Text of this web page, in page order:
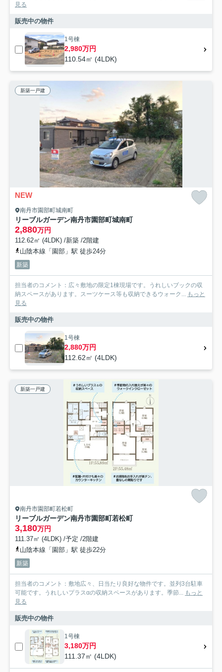
見る
販売中の物件
1号棟
2,980万円
110.54㎡ (4LDK)
新築一戸建
NEW
南丹市園部町城南町
リーブルガーデン南丹市園部町城南町
2,880万円
112.62㎡ (4LDK) /新築 /2階建
山陰本線「園部」駅 徒歩24分
新築
担当者のコメント：広々敷地の限定1棟現場です。うれしいブックの収
納スペースがあります。スーツケース等も収納できるウォーク... もっと
見る
販売中の物件
1号棟
2,880万円
112.62㎡ (4LDK)
新築一戸建
南丹市園部町若松町
リーブルガーデン南丹市園部町若松町
3,180万円
111.37㎡ (4LDK) /予定 /2階建
山陰本線「園部」駅 徒歩22分
新築
担当者のコメント：敷地広々、日当たり良好な物件です。並列3台駐車
可能です。うれしいプラスαの収納スペースがあります。季節... もっと
見る
販売中の物件
1号棟
3,180万円
111.37㎡ (4LDK)